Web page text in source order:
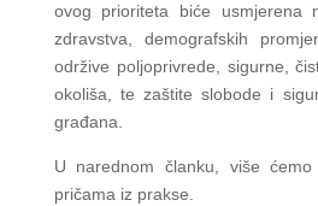
ovog prioriteta biće usmjerena
zdravstva, demografskih
održive poljoprivrede, sigurne,
okoliša, te zaštite slobode i
građana.
U narednom članku, više
pričama iz prakse.